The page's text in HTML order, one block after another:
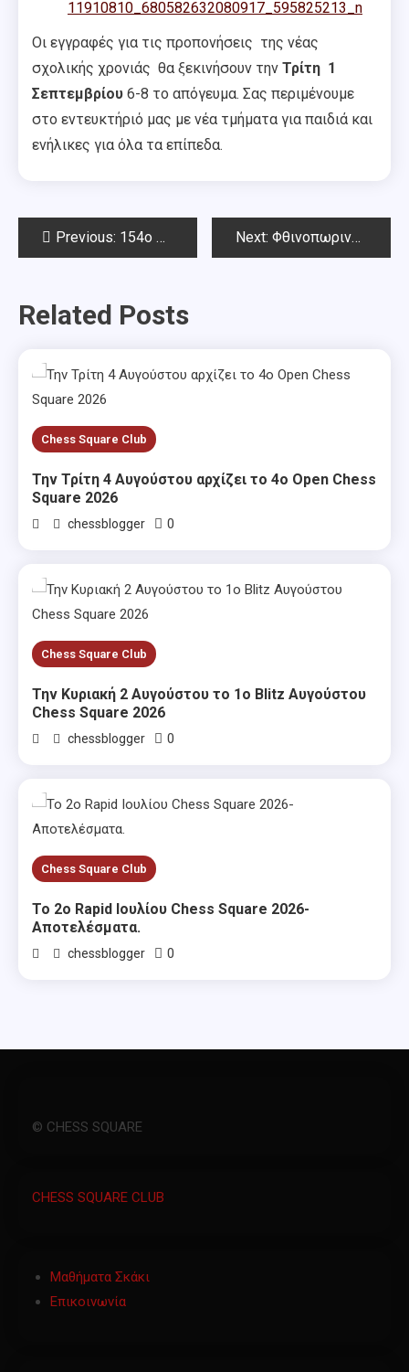
Οι εγγραφές για τις προπονήσεις της νέας
σχολικής χρονιάς θα ξεκινήσουν την Τρίτη 1
Σεπτεμβρίου 6-8 το απόγευμα. Σας περιμένουμε
στο εντευκτήριό μας με νέα τμήματα για παιδιά και
ενήλικες για όλα τα επίπεδα.
PostPrevious: 154ο Όπεν Αμπελοκήπων – Τελικά αποτελέσματα Next: Φθινοπωρινό Όπεν Chess Square & 155o Όπεν Αμπελοκήπων
Related Posts
Chess Square Club
Την Τρίτη 4 Αυγούστου αρχίζει το 4ο Open Chess
Square 2026
chessblogger 0
Chess Square Club
Την Κυριακή 2 Αυγούστου το 1ο Blitz Αυγούστου
Chess Square 2026
chessblogger 0
Chess Square Club
Το 2ο Rapid Ιουλίου Chess Square 2026-
Αποτελέσματα.
chessblogger 0
© CHESS SQUARE
CHESS SQUARE CLUB
Μαθήματα Σκάκι
Επικοινωνία